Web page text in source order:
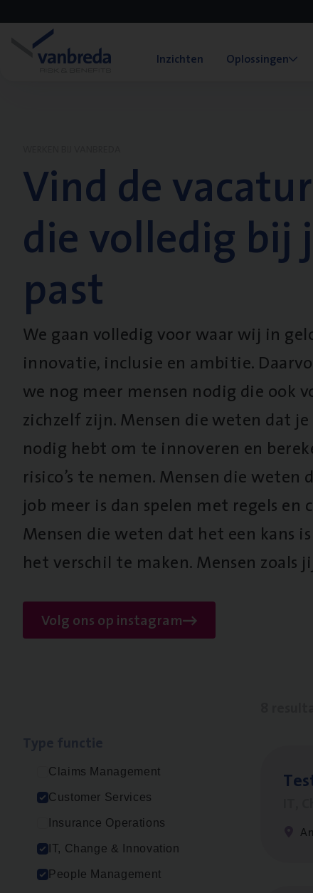
Inzichten Oplossingen
Vind de
die volledig bij
past
We gaan volledig voor waar wij in
innovatie, inclusie en ambitie.
we nog meer mensen nodig die ook
zichzelf zijn. Mensen die weten dat
nodig hebt om te innoveren en
risico’s te nemen. Mensen die weten
job meer is dan spelen met regels en
Mensen die weten dat het een kans
het verschil te maken. Mensen zoals
Volg ons op instagram
Claims Management
Customer Services
Insurance Operations
IT, Change & Innovation
People Management